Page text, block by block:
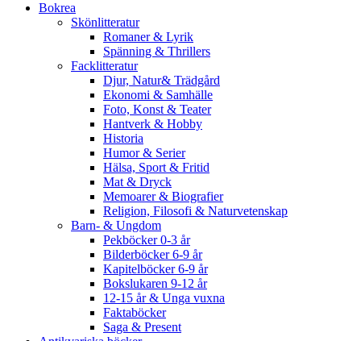
Bokrea
Skönlitteratur
Romaner & Lyrik
Spänning & Thrillers
Facklitteratur
Djur, Natur& Trädgård
Ekonomi & Samhälle
Foto, Konst & Teater
Hantverk & Hobby
Historia
Humor & Serier
Hälsa, Sport & Fritid
Mat & Dryck
Memoarer & Biografier
Religion, Filosofi & Naturvetenskap
Barn- & Ungdom
Pekböcker 0-3 år
Bilderböcker 6-9 år
Kapitelböcker 6-9 år
Bokslukaren 9-12 år
12-15 år & Unga vuxna
Faktaböcker
Saga & Present